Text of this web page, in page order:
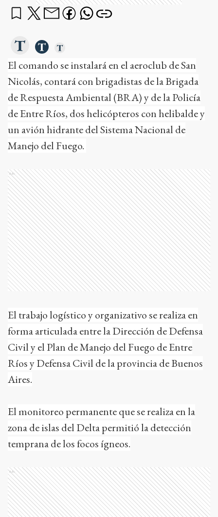
El comando se instalará en el aeroclub de San
Nicolás, contará con brigadistas de la Brigada
de Respuesta Ambiental (BRA) y de la Policía
de Entre Ríos, dos helicópteros con helibalde y
un avión hidrante del Sistema Nacional de
Manejo del Fuego.
Ads
El trabajo logístico y organizativo se realiza en
forma articulada entre la Dirección de Defensa
Civil y el Plan de Manejo del Fuego de Entre
Ríos y Defensa Civil de la provincia de Buenos
Aires.
El monitoreo permanente que se realiza en la
zona de islas del Delta permitió la detección
temprana de los focos ígneos.
Ads